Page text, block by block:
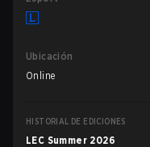
Ubicación
Online
HISTORIAL DE EDICIONES
LEC Summer 2026